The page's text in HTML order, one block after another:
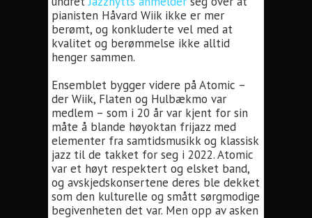
pianisten Håvard Wiik ikke er mer
berømt, og konkluderte vel med at
kvalitet og berømmelse ikke alltid
henger sammen.
Ensemblet bygger videre på Atomic –
der Wiik, Flaten og Hulbækmo var
medlem – som i 20 år var kjent for sin
måte å blande høyoktan frijazz med
elementer fra samtidsmusikk og klassisk
jazz til de takket for seg i 2022. Atomic
var et høyt respektert og elsket band,
og avskjedskonsertene deres ble dekket
som den kulturelle og smått sørgmodige
begivenheten det var. Men opp av asken